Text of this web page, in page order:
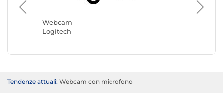
Webcam
Logitech
Yealink
Tendenze attuali: Webcam con microfono